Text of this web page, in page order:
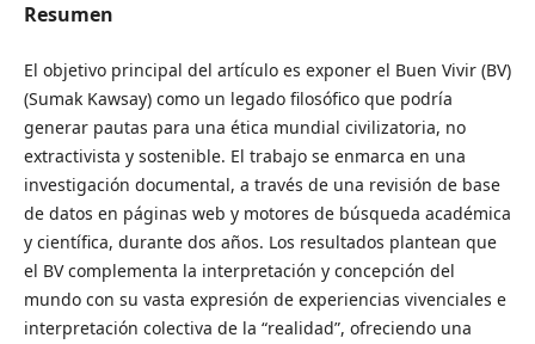
Resumen
El objetivo principal del artículo es exponer el Buen Vivir (BV)
(Sumak Kawsay) como un legado filosófico que podría
generar pautas para una ética mundial civilizatoria, no
extractivista y sostenible. El trabajo se enmarca en una
investigación documental, a través de una revisión de base
de datos en páginas web y motores de búsqueda académica
y científica, durante dos años. Los resultados plantean que
el BV complementa la interpretación y concepción del
mundo con su vasta expresión de experiencias vivenciales e
interpretación colectiva de la “realidad”, ofreciendo una